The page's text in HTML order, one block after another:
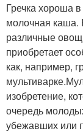
Гречка хороша
молочная каша.
различные
приобретает
как, например,
изобретение,
очередь
убежавших или